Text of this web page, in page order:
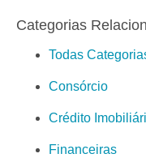
Categorias
Todas
Consórcio
Crédito
Financeiras